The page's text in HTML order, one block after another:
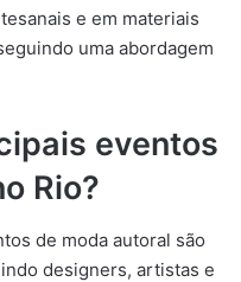
e em materiais
uma abordagem
eventos
Rio?
de moda autoral são
designers, artistas e